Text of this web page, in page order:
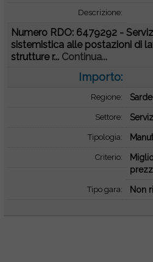
Descrizione:
Numero RDO: 6479292 -
sistemistica alle postazioni di
strutture r... Continua...
Importo:
Regione:
Settore:
Tipologia:
Criterio:
Tipo gara: Non